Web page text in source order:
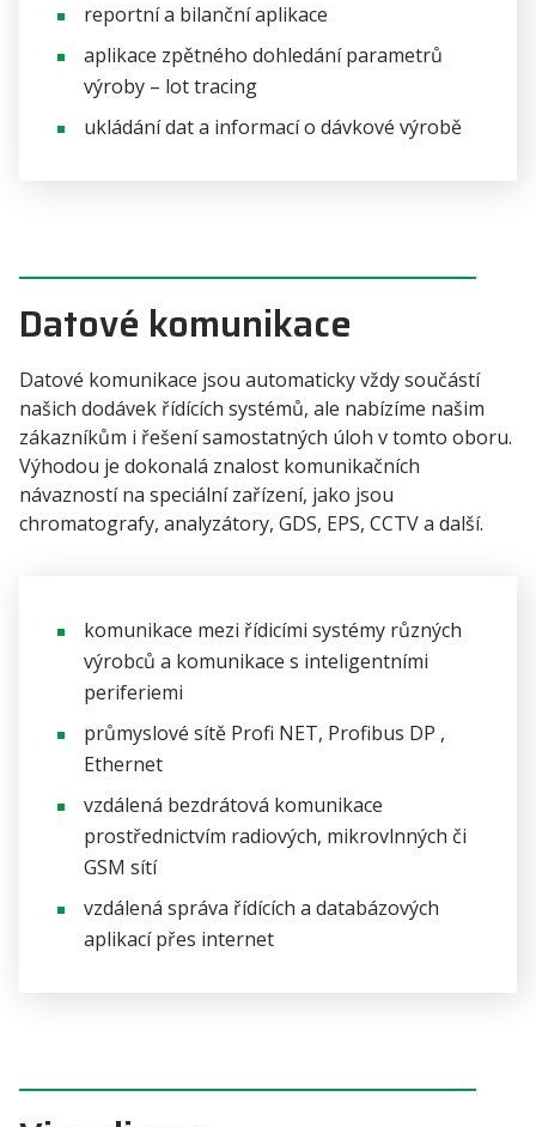
reportní a bilanční aplikace
aplikace zpětného dohledání parametrů
výroby – lot tracing
ukládání dat a informací o dávkové výrobě
Datové komunikace
Datové komunikace jsou automaticky vždy součástí
našich dodávek řídících systémů, ale nabízíme našim
zákazníkům i řešení samostatných úloh v tomto oboru.
Výhodou je dokonalá znalost komunikačních
návazností na speciální zařízení, jako jsou
chromatografy, analyzátory, GDS, EPS, CCTV a další.
komunikace mezi řídicími systémy různých
výrobců a komunikace s inteligentními
periferiemi
průmyslové sítě Profi NET, Profibus DP ,
Ethernet
vzdálená bezdrátová komunikace
prostřednictvím radiových, mikrovlnných či
GSM sítí
vzdálená správa řídících a databázových
aplikací přes internet